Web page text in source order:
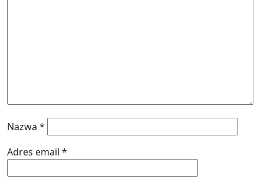
Nazwa *
Adres email *